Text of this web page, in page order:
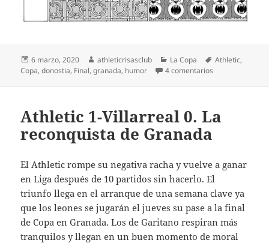
Publicado
el
6 marzo, 2020 Autor
athleticrisasclub Categorías
La Copa Etiquetas
Athletic,
Copa,donostia, Final,granada, humor 4 comentarios
Athletic 1-Villarreal 0. La
reconquista de Granada
El Athletic rompe su negativa racha y vuelve a ganar
en Liga después de 10 partidos sin hacerlo. El
triunfo llega en el arranque de una semana clave ya
que los leones se jugarán el jueves su pase a la final
de Copa en Granada. Los de Garitano respiran más
tranquilos y llegan en un buen momento de moral